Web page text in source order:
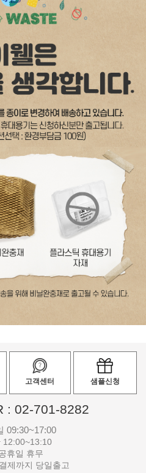
고객센터 샘플신청
: 02-701-8282
09:30~17:00
12:00~13:10
휴일 휴무
제까지 당일출고